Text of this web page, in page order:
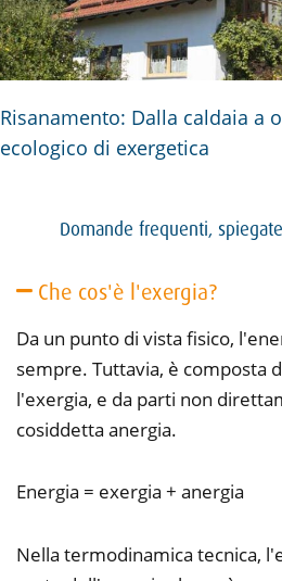
Risanamento: Dalla caldaia a
ecologico di exergetica
Domande frequenti,
Che cos'è l'exergia?
Da un punto di vista fisico,
sempre. Tuttavia, è composta
l'exergia, e da parti non
cosiddetta anergia.
Energia = exergia + anergia
Nella termodinamica tecnica,